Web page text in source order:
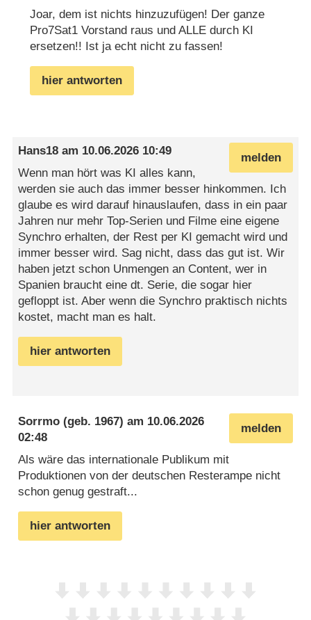
Joar, dem ist nichts hinzuzufügen! Der ganze
Pro7Sat1 Vorstand raus und ALLE durch KI
ersetzen!! Ist ja echt nicht zu fassen!
hier antworten
melden
Hans18 am 10.06.2026 10:49
Wenn man hört was KI alles kann,
werden sie auch das immer besser hinkommen. Ich
glaube es wird darauf hinauslaufen, dass in ein paar
Jahren nur mehr Top-Serien und Filme eine eigene
Synchro erhalten, der Rest per KI gemacht wird und
immer besser wird. Sag nicht, dass das gut ist. Wir
haben jetzt schon Unmengen an Content, wer in
Spanien braucht eine dt. Serie, die sogar hier
gefloppt ist. Aber wenn die Synchro praktisch nichts
kostet, macht man es halt.
hier antworten
melden
Sorrmo (geb. 1967) am 10.06.2026
02:48
Als wäre das internationale Publikum mit
Produktionen von der deutschen Resterampe nicht
schon genug gestraft...
hier antworten